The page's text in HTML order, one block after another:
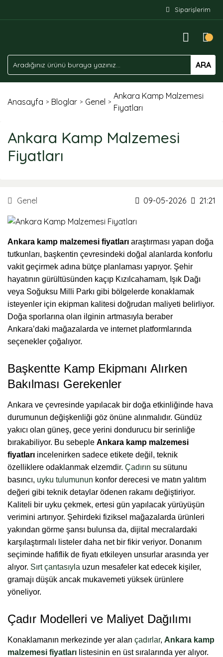
Siparişlerim
ARA
Anasayfa Bloglar Genel
Ankara Kamp Malzemesi
Fiyatları
Ankara Kamp Malzemesi
Fiyatları
Genel 09-05-2026 21:21
Ankara kamp malzemesi fiyatları araştırması yapan doğa
tutkunları, başkentin çevresindeki doğal alanlarda konforlu
vakit geçirmek adına bütçe planlaması yapıyor. Şehir
hayatının gürültüsünden kaçıp Kızılcahamam, Işık Dağı
veya Soğuksu Milli Parkı gibi bölgelerde konaklamak
isteyenler için ekipman kalitesi doğrudan maliyeti belirliyor.
Doğa sporlarına olan ilginin artmasıyla beraber
Ankara’daki mağazalarda ve internet platformlarında
seçenekler çoğalıyor.
Başkentte Kamp Ekipmanı Alırken
Bakılması Gerekenler
Ankara ve çevresinde yapılacak bir doğa etkinliğinde hava
durumunun değişkenliği göz önüne alınmalıdır. Gündüz
yakıcı olan güneş, gece yerini dondurucu bir serinliğe
bırakabiliyor. Bu sebeple Ankara kamp malzemesi
fiyatları incelenirken sadece etikete değil, teknik
özelliklere odaklanmak elzemdir. Çadırın su sütunu
basıncı, uyku tulumunun konfor derecesi ve matın yalıtım
değeri gibi teknik detaylar ödenen rakamı değiştiriyor.
Kaliteli bir uyku çekmek, ertesi gün yapılacak yürüyüşün
verimini artırıyor. Şehirdeki fiziksel mağazalarda ürünleri
yakından görme şansı bulunsa da, dijital mecralardaki
karşılaştırmalı listeler daha net bir fikir veriyor. Donanım
seçiminde hafiflik de fiyatı etkileyen unsurlar arasında yer
alıyor. Sırt çantasıyla uzun mesafeler kat edecek kişiler,
gramajı düşük ancak mukavemeti yüksek ürünlere
yöneliyor.
Çadır Modelleri ve Maliyet Dağılımı
Konaklamanın merkezinde yer alan çadırlar, Ankara kamp
malzemesi fiyatları listesinin en üst sıralarında yer alıyor.